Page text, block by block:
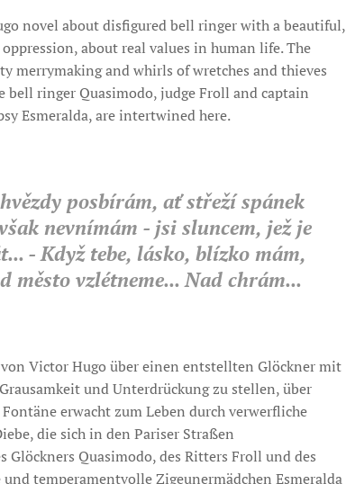
novel about disfigured bell ringer with a beautiful,
about real values in human life. The
merrymaking and whirls of wretches and thieves
bell ringer Quasimodo, judge Froll and captain
Esmeralda, are intertwined here.
posbírám, ať střeží spánek
nevnímám - jsi sluncem, jež je
- Když tebe, lásko, blízko mám,
město vzlétneme... Nad chrám...
Victor Hugo über einen entstellten Glöckner mit
und Unterdrückung zu stellen, über
erwacht zum Leben durch verwerfliche
die sich in den Pariser Straßen
Glöckners Quasimodo, des Ritters Froll und des
temperamentvolle Zigeunermädchen Esmeralda